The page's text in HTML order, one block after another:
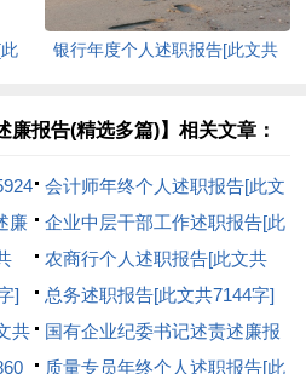
银行年度个人述职报告[此文共
廉报告(精选多篇)】相关文章：
会计师年终个人述职报告[此文
共10670字]
廉
企业中层干部工作述职报告[此
文共7958字]
农商行个人述职报告[此文共
472字]
]
总务述职报告[此文共7144字]
共
国有企业纪委书记述责述廉报
告[此文共2970字]
质量专员年终个人述职报告[此